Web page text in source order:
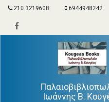
210 3219608 6944948242
Ιωάννης Β.